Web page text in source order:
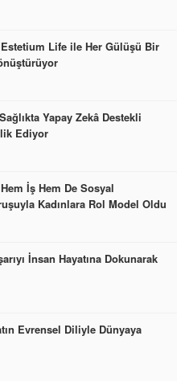
Estetium Life ile Her Gülüşü Bir
Yapay Zekâ Destekli
Ediyor
İş Hem De Sosyal
Kadınlara Rol Model Oldu
İnsan Hayatına Dokunarak
Evrensel Diliyle Dünyaya